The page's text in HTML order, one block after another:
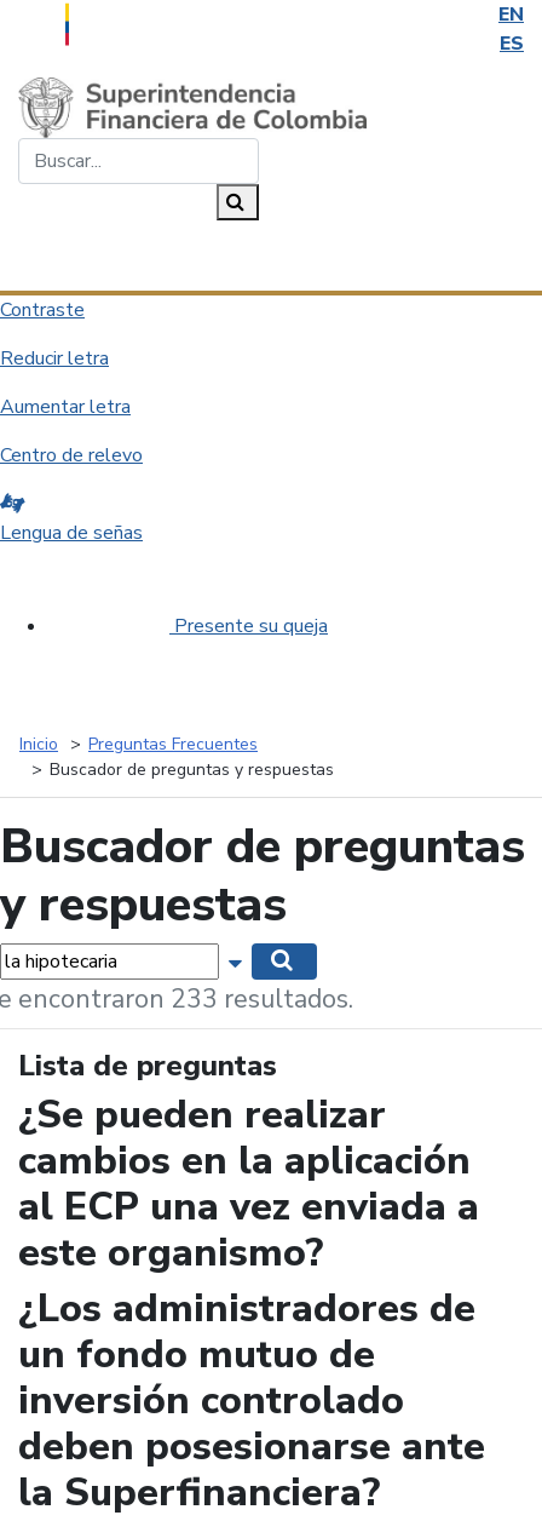
EN
ES
Saltar al contenido principal
Contraste
Reducir letra
Aumentar letra
Centro de relevo
Lengua de señas
Presente su queja
Inicio
Preguntas Frecuentes
Buscador de preguntas y respuestas
Buscador de preguntas
y respuestas
Mostrar opciones de búsqueda
encontraron 233 resultados.
Lista de preguntas
¿Se pueden realizar
cambios en la aplicación
al ECP una vez enviada a
este organismo?
¿Los administradores de
un fondo mutuo de
inversión controlado
deben posesionarse ante
la Superfinanciera?